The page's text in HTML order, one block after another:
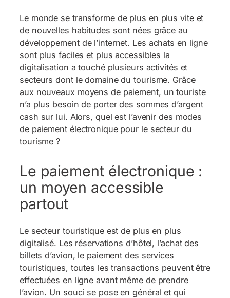
Le monde se transforme de plus en plus vite et
de nouvelles habitudes sont nées grâce au
développement de l’internet. Les achats en ligne
sont plus faciles et plus accessibles la
digitalisation a touché plusieurs activités et
secteurs dont le domaine du tourisme. Grâce
aux nouveaux moyens de paiement, un touriste
n’a plus besoin de porter des sommes d’argent
cash sur lui. Alors, quel est l’avenir des modes
de paiement électronique pour le secteur du
tourisme ?
Le paiement électronique :
un moyen accessible
partout
Le secteur touristique est de plus en plus
digitalisé. Les réservations d’hôtel, l’achat des
billets d’avion, le paiement des services
touristiques, toutes les transactions peuvent être
effectuées en ligne avant même de prendre
l’avion. Un souci se pose en général et qui